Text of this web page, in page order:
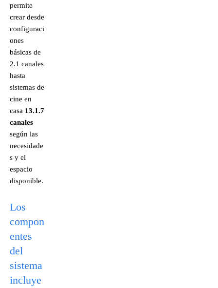
permite
crear desde
configuraci
ones
básicas de
2.1 canales
hasta
sistemas de
cine en
casa 13.1.7
canales
según las
necesidade
s y el
espacio
disponible.
Los
compon
entes
del
sistema
incluye